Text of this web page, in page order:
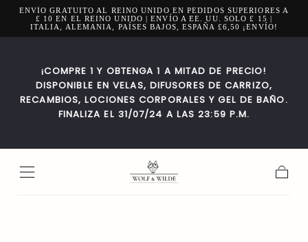
Ir al
contenido
ENVÍO GRATUITO AL REINO UNIDO EN PEDIDOS SUPERIORES A
£ 10 EN EL REINO UNIDO | ENVÍO A EE. UU. SOLO £ 15 |
ITALIA, ALEMANIA, PAÍSES BAJOS, ESPAÑA £6,50 ¡ENVÍO!
¡COMPRE 1 Y OBTENGA 1 A MITAD DE PRECIO!
DISPONIBLE EN VELAS, DIFUSORES DE CARRIZO,
RECAMBIOS, LOCIONES CORPORALES Y GEL DE BAÑO.
FINALIZA EL 31/07/24 A LAS 23:59 P.M.